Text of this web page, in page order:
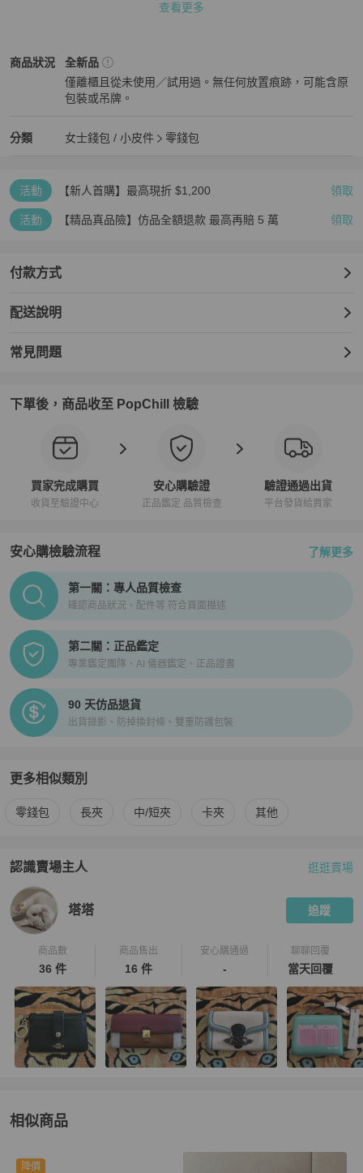
查看更多
商品狀況
女士錢包 / 小皮件商品狀態與細節
全新品
僅離櫃且從未使用／試用過。無任何放置痕跡，可能含原
包裝或吊牌。
分類
女士錢包 / 小皮件分類資訊
女士錢包 / 小皮件
零錢包
活動 【新人首購】最高現折 $1,200 領取
活動 【精品真品險】仿品全額退款 最高再賠 5 萬 領取
付款方式
配送說明
常見問題
下單後，商品收至 PopChill 檢驗
買家完成購買
收貨至驗證中心
安心購驗證
正品鑑定 品質檢查
驗證通過出貨
平台發貨給買家
安心購檢驗流程 了解更多
PopChill拍拍圈正品驗證、安心購檢驗流程介紹
第一關：專人品質檢查
確認商品狀況、配件等 符合頁面描述
第二關：正品鑑定
專業鑑定團隊、AI 儀器鑑定、正品證書
90 天仿品退貨
出貨錄影、防掉換封條、雙重防護包裝
更多相似類別
更多女士錢包 / 小皮件 相似商品推薦
零錢包 長夾 中/短夾 卡夾 其他
認識賣場主人
PopChill 拍拍圈嚴選賣家
逛逛賣場
塔塔 追蹤
商品數
36 件
商品售出
16 件
安心購通過
-
聊聊回覆
當天回覆
相似商品
推薦精品
降價